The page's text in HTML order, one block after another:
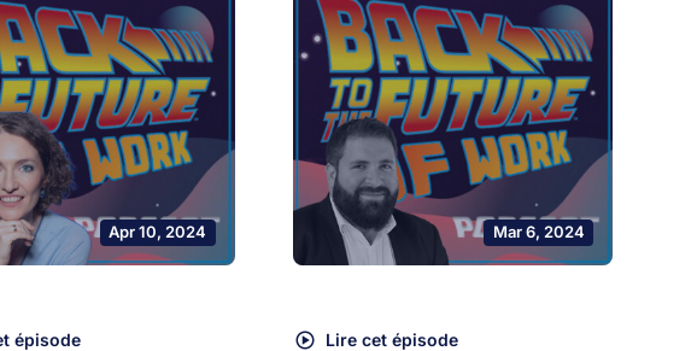
Apr 10, 2024
épisode
Mar 6, 2024
Lire cet épisode